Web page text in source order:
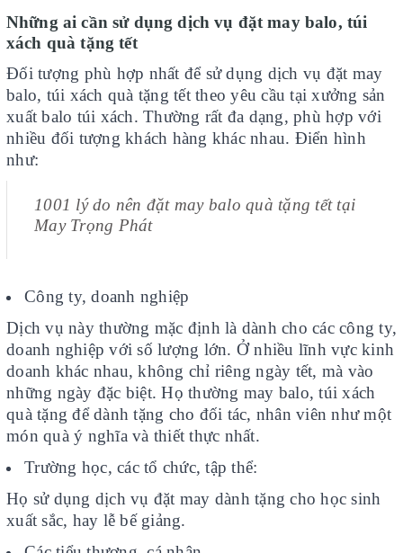
Những ai cần sử dụng dịch vụ đặt may balo, túi
xách quà tặng tết
Đối tượng phù hợp nhất để sử dụng dịch vụ đặt may
balo, túi xách quà tặng tết theo yêu cầu tại xưởng sản
xuất balo túi xách. Thường rất đa dạng, phù hợp với
nhiều đối tượng khách hàng khác nhau. Điển hình
như:
1001 lý do nên đặt may balo quà tặng tết tại
May Trọng Phát
Công ty, doanh nghiệp
Dịch vụ này thường mặc định là dành cho các công ty,
doanh nghiệp với số lượng lớn. Ở nhiều lĩnh vực kinh
doanh khác nhau, không chỉ riêng ngày tết, mà vào
những ngày đặc biệt. Họ thường may balo, túi xách
quà tặng để dành tặng cho đối tác, nhân viên như một
món quà ý nghĩa và thiết thực nhất.
Trường học, các tổ chức, tập thể:
Họ sử dụng dịch vụ đặt may dành tặng cho học sinh
xuất sắc, hay lễ bế giảng.